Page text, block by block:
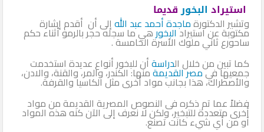
استيراد البخورقديما
وتشير الدكتورةماجدة أحمد عبد اللهإلى أن أقدم إشارة
مكتوبة عن استيرادالبخورهي ما سجله حجر بالرمو أثناء حكم
ساحورع ثاني ملوك الأسرة الخامسة .
كما تبين من خلال الدراسةأن للبخور أنواع عديدة استخدمت
جمعيها فيمصر القديمةمنها: الكندر، والمر، والقنة، والادن،
والأصطراك، هذا بجانب مواد أخرى مثل الكاسيا والقرفة.
فضلاً عما تم ذكره فى النصوص المصرية القديمة من مواد
أخرى متعددة للتبخير، ولكن لا نعرف إلى الآن كنه هذه المواد
أو من أي شيء كانت تصنع.